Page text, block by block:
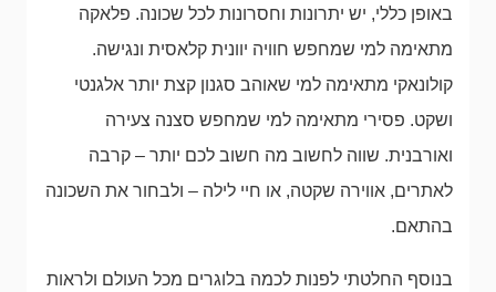
באופן כללי, יש יתרונות וחסרונות לכל שכונה. פלאקה
מתאימה למי שמחפש חוויה יוונית קלאסית ונגישה.
קולונאקי מתאימה למי שאוהב סגנון קצת יותר אלגנטי
ושקט. פסירי מתאימה למי שמחפש סצנה צעירה
ואורבנית. שווה לחשוב מה חשוב לכם יותר – קרבה
לאתרים, אווירה שקטה, או חיי לילה – ולבחור את השכונה
בהתאם.
בנוסף החלטתי לפנות לכמה בלוגרים מכל העולם ולראות